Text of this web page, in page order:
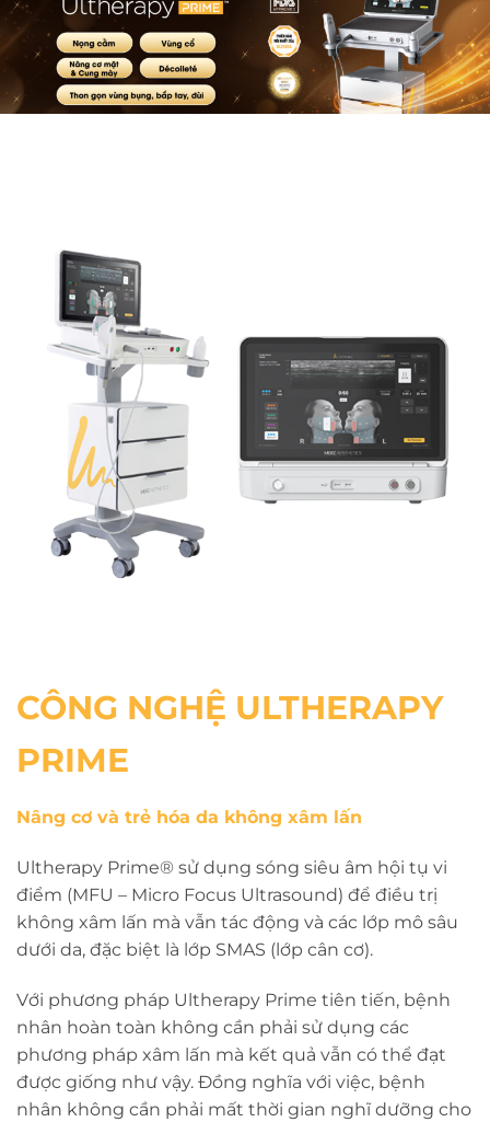
CÔNG NGHỆ ULTHERAPY
PRIME
Nâng cơ và trẻ hóa da không xâm lấn
Ultherapy Prime® sử dụng sóng siêu âm hội tụ vi
điểm (MFU – Micro Focus Ultrasound) để điều trị
không xâm lấn mà vẫn tác động và các lớp mô sâu
dưới da, đặc biệt là lớp SMAS (lớp cân cơ).
Với phương pháp Ultherapy Prime tiên tiến, bệnh
nhân hoàn toàn không cần phải sử dụng các
phương pháp xâm lấn mà kết quả vẫn có thể đạt
được giống như vậy. Đồng nghĩa với việc, bệnh
nhân không cần phải mất thời gian nghĩ dưỡng cho